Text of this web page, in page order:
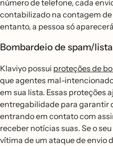
número de telefone, cada
contabilizado na contagem
entanto, a pessoa só
Bombardeio de spam/
Klaviyo possui proteções de
que agentes mal-
em sua lista. Essas proteções
entregabilidade para garantir
entrando em contato com
receber notícias suas. Se o
vítima de um ataque de envio